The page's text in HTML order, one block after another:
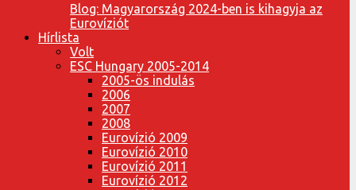
Blog: Magyarország 2024-ben is kihagyja az
Eurovíziót
Hírlista
Volt
ESC Hungary 2005-2014
2005-ös indulás
2006
2007
2008
Eurovízió 2009
Eurovízió 2010
Eurovízió 2011
Eurovízió 2012